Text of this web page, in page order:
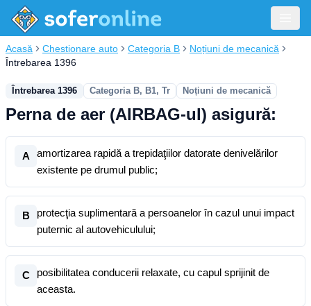
Acasă Chestionare auto Categoria B
Noțiuni de mecanică
Întrebarea 1396
Întrebarea 1396 Categoria B, B1, Tr Noțiuni de mecanică
Perna de aer (AIRBAG-ul) asigură:
A
amortizarea rapidă a trepidaţiilor datorate denivelărilor
existente pe drumul public;
B
protecţia suplimentară a persoanelor în cazul unui impact
puternic al autovehiculului;
C
posibilitatea conducerii relaxate, cu capul sprijinit de
aceasta.